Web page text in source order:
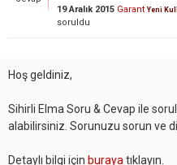
19 Aralık 2015 Garant Yeni
soruldu
Hoş geldiniz,
Sihirli Elma Soru & Cevap ile
alabilirsiniz. Sorunuzu sorun ve
Detaylı bilgi için buraya tıklayın.